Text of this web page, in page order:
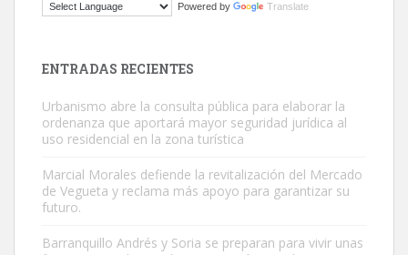
Este gato macho ha aparecido en la calle hace menos de un mes,
Adopción urgente
hembra, 4 años. Por motivos personales ...
Powered by Translate
ENTRADAS RECIENTES
Urbanismo abre la consulta pública para elaborar la
ordenanza que aportará mayor seguridad jurídica al
uso residencial en la zona turística
Marcial Morales defiende la revitalización del Mercado
de Vegueta y reclama más apoyo para garantizar su
futuro.
Barranquillo Andrés y Soria se preparan para vivir unas